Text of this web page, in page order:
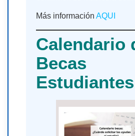
Más información AQUI
Calendario
Becas